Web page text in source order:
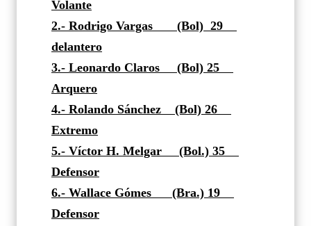
Volante
2.- Rodrigo Vargas
(Bol) 29
delantero
3.- Leonardo Claros
(Bol) 25
Arquero
4.- Rolando Sánchez
(Bol) 26
Extremo
5.- Víctor H. Melgar
(Bol.) 35
Defensor
6.- Wallace Gómes
(Bra.) 19
Defensor